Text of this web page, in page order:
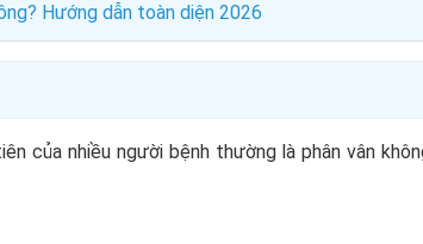
Hướng dẫn toàn diện 2026
của nhiều người bệnh thường là phân vân